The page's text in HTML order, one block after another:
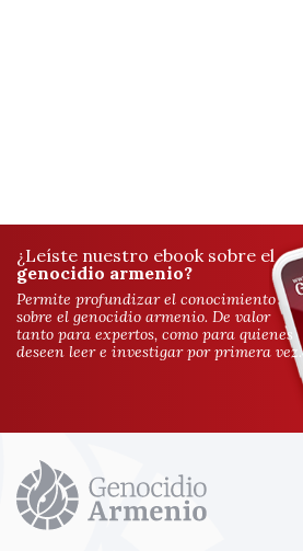
¿Leíste nuestro ebook sobre el
genocidio armenio?
Permite profundizar el conocimiento
sobre el genocidio armenio. De valor
tanto para expertos, como para quienes
deseen leer e investigar por primera vez.